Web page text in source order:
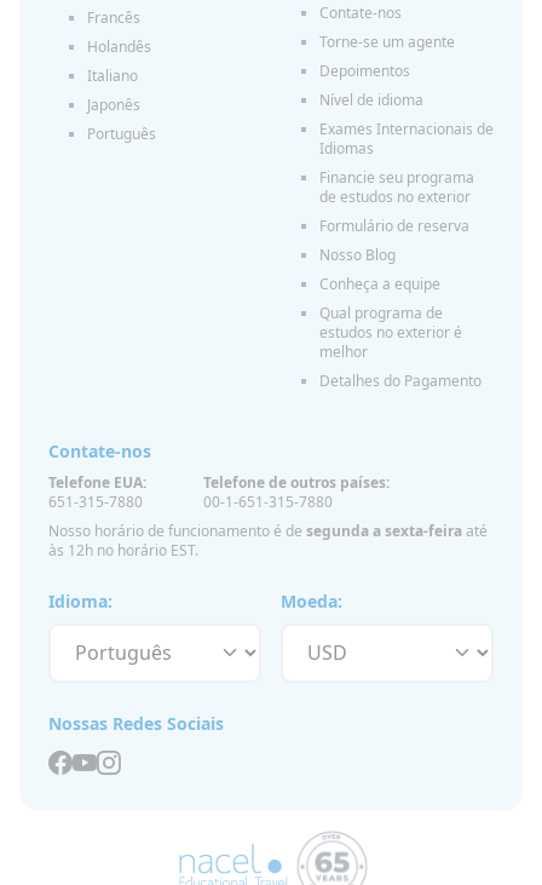
Francês
Holandês
Italiano
Japonês
Português
Contate-nos
Torne-se um agente
Depoimentos
Nível de idioma
Exames Internacionais de
Idiomas
Financie seu programa
de estudos no exterior
Formulário de reserva
Nosso Blog
Conheça a equipe
Qual programa de
estudos no exterior é
melhor
Detalhes do Pagamento
Idioma: Moeda:
Contate-nos
Telefone EUA:
651-315-7880
Telefone de outros países:
00-1-651-315-7880
Nosso horário de funcionamento é de segunda a sexta-feiraaté
às 12h no horário EST.
Nossas Redes Sociais